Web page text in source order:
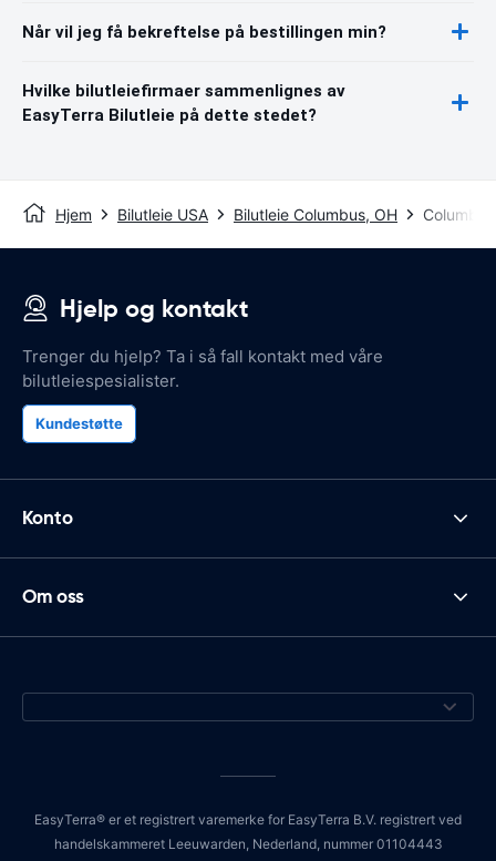
Når vil jeg få bekreftelse på bestillingen min?
Hvilke bilutleiefirmaer sammenlignes av
EasyTerra Bilutleie på dette stedet?
Hjem Bilutleie USA Bilutleie Columbus, OH
Hjelp og kontakt
Trenger du hjelp? Ta i så fall kontakt med våre
bilutleiespesialister.
Kundestøtte
Konto
Om oss
EasyTerra® er et registrert varemerke for EasyTerra B.V. registrert ved
handelskammeret Leeuwarden, Nederland, nummer 01104443